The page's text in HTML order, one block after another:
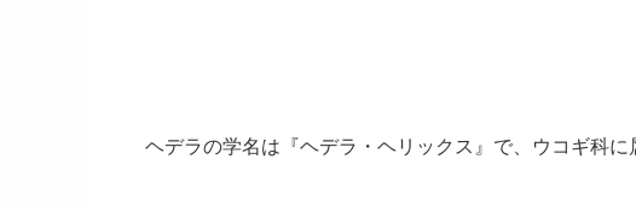
ヘデラの学名は『ヘデラ・ヘリックス』で、ウコギ科に